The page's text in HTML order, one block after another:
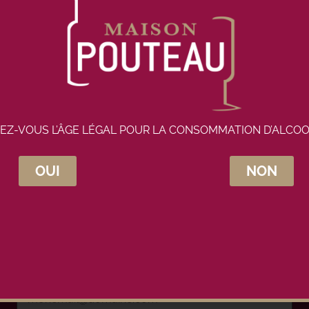
VOUS L’ÂGE LÉGAL POUR LA CONSOMMATION
OUI NON